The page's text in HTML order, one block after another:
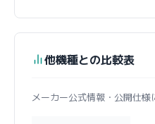
他機種との比較表
メーカー公式情報・公開仕